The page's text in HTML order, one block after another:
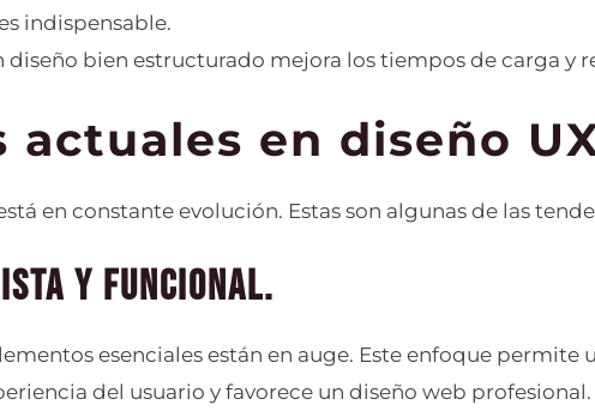
indispensable.
diseño bien estructurado mejora los tiempos de carga y
actuales en diseño
en constante evolución. Estas son algunas de las
y funcional.
esenciales están en auge. Este enfoque permite
del usuario y favorece un diseño web profesional.